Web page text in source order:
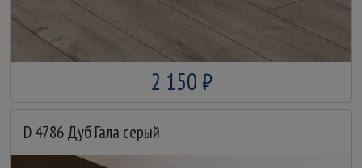
2 150 ₽
D 4786 Дуб Гала серый